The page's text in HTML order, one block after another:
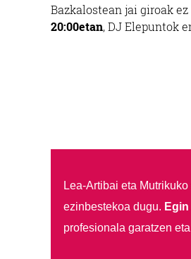
Bazkalostean jai giroak
20:00etan, DJ Elepuntok
Lea-Artibai eta Mutrikuko
ezinbestekoa dugu.
profesionala garatzen